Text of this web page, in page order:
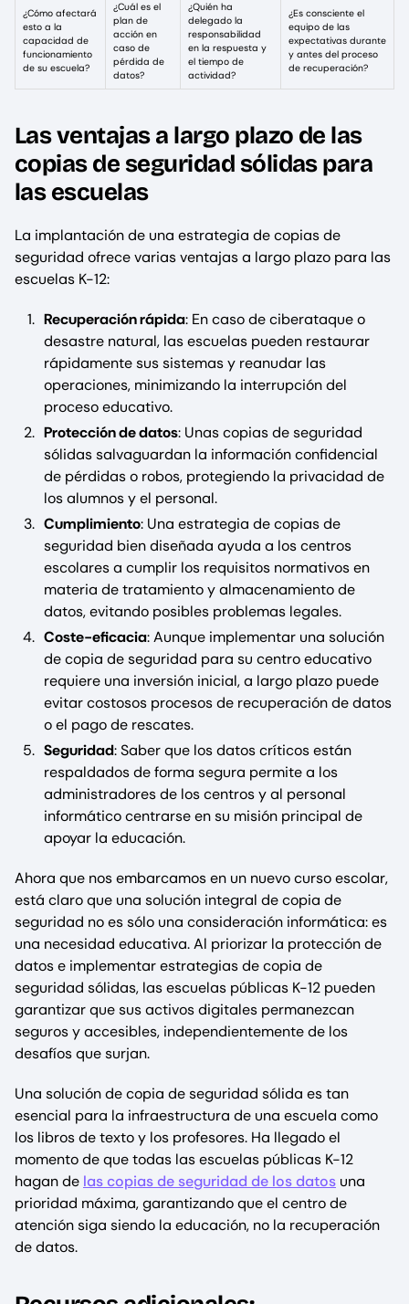
¿Cómo afectará
esto a la
capacidad de
funcionamiento
de su escuela?
¿Cuál es el
plan de
acción en
caso de
pérdida de
datos?
¿Quién ha
delegado la
responsabilidad
en la respuesta y
el tiempo de
actividad?
¿Es consciente el
equipo de las
expectativas durante
y antes del proceso
de recuperación?
Las ventajas a largo plazo de las
copias de seguridad sólidas para
las escuelas
La implantación de una estrategia de copias de
seguridad ofrece varias ventajas a largo plazo para las
escuelas K-12:
Recuperación rápida: En caso de ciberataque o
desastre natural, las escuelas pueden restaurar
rápidamente sus sistemas y reanudar las
operaciones, minimizando la interrupción del
proceso educativo.
Protección de datos: Unas copias de seguridad
sólidas salvaguardan la información confidencial
de pérdidas o robos, protegiendo la privacidad de
los alumnos y el personal.
Cumplimiento: Una estrategia de copias de
seguridad bien diseñada ayuda a los centros
escolares a cumplir los requisitos normativos en
materia de tratamiento y almacenamiento de
datos, evitando posibles problemas legales.
Coste-eficacia: Aunque implementar una solución
de copia de seguridad para su centro educativo
requiere una inversión inicial, a largo plazo puede
evitar costosos procesos de recuperación de datos
o el pago de rescates.
Seguridad: Saber que los datos críticos están
respaldados de forma segura permite a los
administradores de los centros y al personal
informático centrarse en su misión principal de
apoyar la educación.
Ahora que nos embarcamos en un nuevo curso escolar,
está claro que una solución integral de copia de
seguridad no es sólo una consideración informática: es
una necesidad educativa. Al priorizar la protección de
datos e implementar estrategias de copia de
seguridad sólidas, las escuelas públicas K-12 pueden
garantizar que sus activos digitales permanezcan
seguros y accesibles, independientemente de los
desafíos que surjan.
Una solución de copia de seguridad sólida es tan
esencial para la infraestructura de una escuela como
los libros de texto y los profesores. Ha llegado el
momento de que todas las escuelas públicas K-12
hagan de las copias de seguridad de los datos una
prioridad máxima, garantizando que el centro de
atención siga siendo la educación, no la recuperación
de datos.